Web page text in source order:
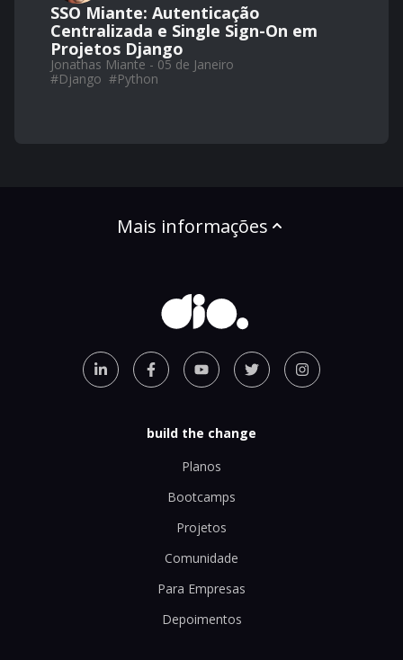
SSO Miante: Autenticação
Centralizada e Single Sign-On em
Projetos Django
Jonathas Miante - 05 de Janeiro
#Django #Python
Mais informações
build the change
Planos
Bootcamps
Projetos
Comunidade
Para Empresas
Depoimentos